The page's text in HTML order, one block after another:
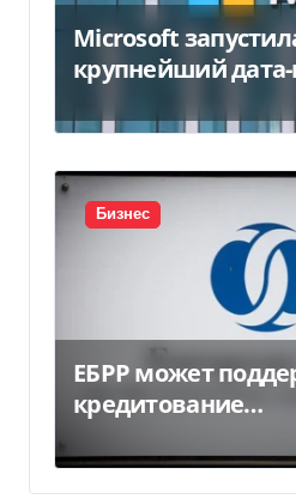
Microsoft
крупнейший
миллиарда
Бизнес
ЕБРР может
кредитование
300 млн евро —